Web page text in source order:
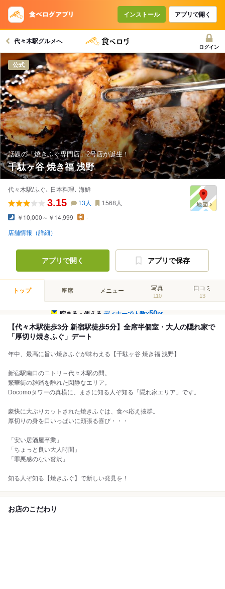
インストール アプリで開く
代々木駅グルメへ
ログイン
公式
話題の「焼きふぐ専門店」2号店が誕生！
千駄ヶ谷 焼き福 浅野
代々木駅/ふぐ､ 日本料理､ 海鮮
3.15 13人 1568 人
￥10,000～￥14,999 -
店舗情報（詳細）
アプリで開く アプリで保存
トップ 座席 メニュー 写真
110
口コミ
13
貯まる・使えるディナーで人数×50pt
【代々木駅徒歩3分 新宿駅徒歩5分】全席半個室・大人の隠れ家で
「厚切り焼きふぐ」デート
年中、最高に旨い焼きふぐが味わえる【千駄ヶ谷 焼き福 浅野】
新宿駅南口のニトリ～代々木駅の間。
繁華街の雑踏を離れた閑静なエリア。
Docomoタワーの真横に、まさに知る人ぞ知る「隠れ家エリア」です。
豪快に大ぶりカットされた焼きふぐは、食べ応え抜群。
厚切りの身を口いっぱいに頬張る喜び・・・
「安い居酒屋卒業」
「ちょっと良い大人時間」
「罪悪感のない贅沢」
知る人ぞ知る【焼きふぐ】で新しい発見を！
お店のこだわり